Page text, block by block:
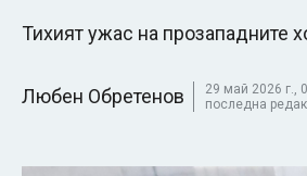
Тихият ужас на прозападните
Любен Обретенов
29 май 2026 г.,
последна